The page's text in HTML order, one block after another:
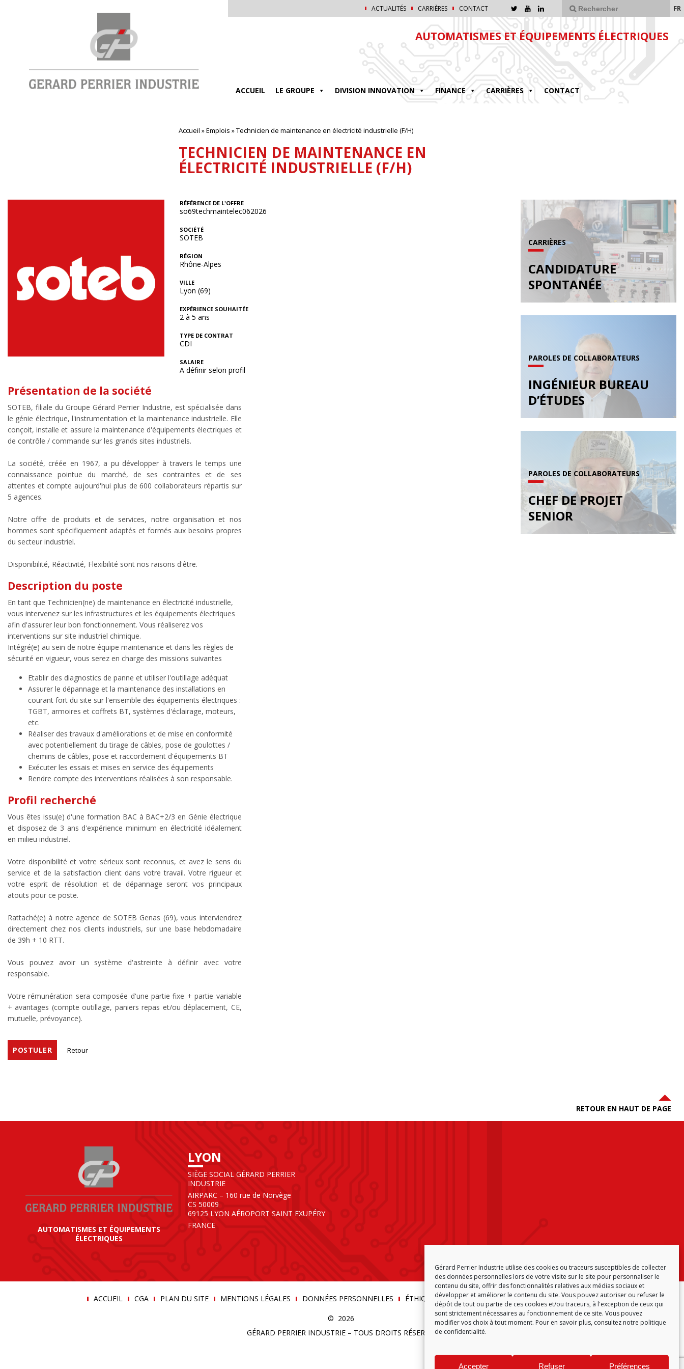
Gérard Perrier Industrie utilise des cookies ou traceurs susceptibles de collecter
des données personnelles lors de votre visite sur le site pour personnaliser le
contenu du site, offrir des fonctionnalités relatives aux médias sociaux et
développer et améliorer le contenu du site. Vous pouvez autoriser ou refuser le
dépôt de tout ou partie de ces cookies et/ou traceurs, à l'exception de ceux qui
sont strictement nécessaires au fonctionnement de ce site. Vous pouvez
modifier vos choix à tout moment. Pour en savoir plus, consultez notre politique
de confidentialité.
Accepter Refuser Préférences
ACTUALITÉS CARRIÈRES CONTACT FR
AUTOMATISMES ET ÉQUIPEMENTS ÉLECTRIQUES
ACCUEIL LE GROUPE DIVISION INNOVATION FINANCE CARRIÈRES CONTACT
Accueil »Emplois »Technicien de maintenance en électricité industrielle (F/H)
TECHNICIEN DE MAINTENANCE EN
ÉLECTRICITÉ INDUSTRIELLE (F/H)
RÉFÉRENCE DE L'OFFRE
so69techmaintelec062026
SOCIÉTÉ
SOTEB
RÉGION
Rhône-Alpes
VILLE
Lyon (69)
EXPÉRIENCE SOUHAITÉE
2 à 5 ans
TYPE DE CONTRAT
CDI
SALAIRE
A définir selon profil
Présentation de la société
SOTEB, filiale du Groupe Gérard Perrier Industrie, est spécialisée dans
le génie électrique, l'instrumentation et la maintenance industrielle. Elle
conçoit, installe et assure la maintenance d'équipements électriques et
de contrôle / commande sur les grands sites industriels.
La société, créée en 1967, a pu développer à travers le temps une
connaissance pointue du marché, de ses contraintes et de ses
attentes et compte aujourd'hui plus de 600 collaborateurs répartis sur
5 agences.
Notre offre de produits et de services, notre organisation et nos
hommes sont spécifiquement adaptés et formés aux besoins propres
du secteur industriel.
Disponibilité, Réactivité, Flexibilité sont nos raisons d'être.
Description du poste
En tant que Technicien(ne) de maintenance en électricité industrielle,
vous intervenez sur les infrastructures et les équipements électriques
afin d'assurer leur bon fonctionnement. Vous réaliserez vos
interventions sur site industriel chimique.
Intégré(e) au sein de notre équipe maintenance et dans les règles de
sécurité en vigueur, vous serez en charge des missions suivantes
Etablir des diagnostics de panne et utiliser l'outillage adéquat
Assurer le dépannage et la maintenance des installations en
courant fort du site sur l'ensemble des équipements électriques :
TGBT, armoires et coffrets BT, systèmes d'éclairage, moteurs,
etc.
Réaliser des travaux d'améliorations et de mise en conformité
avec potentiellement du tirage de câbles, pose de goulottes /
chemins de câbles, pose et raccordement d'équipements BT
Exécuter les essais et mises en service des équipements
Rendre compte des interventions réalisées à son responsable.
Profil recherché
Vous êtes issu(e) d'une formation BAC à BAC+2/3 en Génie électrique
et disposez de 3 ans d'expérience minimum en électricité idéalement
en milieu industriel.
Votre disponibilité et votre sérieux sont reconnus, et avez le sens du
service et de la satisfaction client dans votre travail. Votre rigueur et
votre esprit de résolution et de dépannage seront vos principaux
atouts pour ce poste.
Rattaché(e) à notre agence de SOTEB Genas (69), vous interviendrez
directement chez nos clients industriels, sur une base hebdomadaire
de 39h + 10 RTT.
Vous pouvez avoir un système d'astreinte à définir avec votre
responsable.
Votre rémunération sera composée d'une partie fixe + partie variable
+ avantages (compte outillage, paniers repas et/ou déplacement, CE,
mutuelle, prévoyance).
Retour
POSTULER
CARRIÈRES
CANDIDATURE
SPONTANÉE
PAROLES DE COLLABORATEURS
INGÉNIEUR BUREAU
D’ÉTUDES
PAROLES DE COLLABORATEURS
CHEF DE PROJET
SENIOR
RETOUR EN HAUT DE PAGE
AUTOMATISMES ET ÉQUIPEMENTS
ÉLECTRIQUES
LYON
SIÈGE SOCIAL GÉRARD PERRIER
INDUSTRIE
AIRPARC – 160 rue de Norvège
CS 50009
69125 LYON AÉROPORT SAINT EXUPÉRY
FRANCE
ACCUEIL CGA PLAN DU SITE MENTIONS LÉGALES DONNÉES PERSONNELLES ÉTHIQUE & CONFORMITÉ POLITIQUE DE COOKIES (EU)
© 2026
GÉRARD PERRIER INDUSTRIE – TOUS DROITS RÉSERVÉS